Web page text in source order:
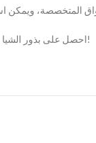
احصل على بذور الشيا الآن من جذور واستمتع بالعناصر الغذائية الهامة لصحتك!